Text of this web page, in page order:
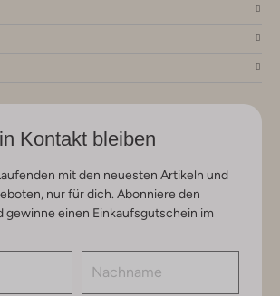
Kontakt bleiben
mit den neuesten Artikeln und
nur für dich. Abonniere den
gewinne einen Einkaufsgutschein im